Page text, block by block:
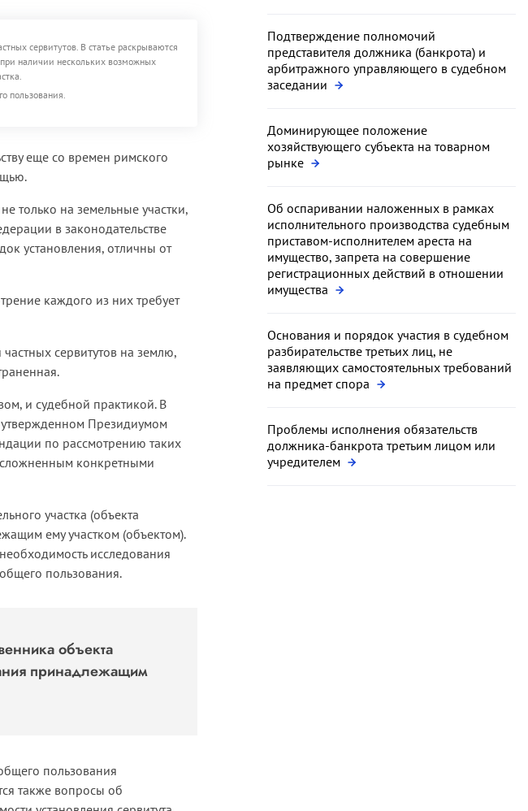
сервитутов. В статье раскрываются
наличии нескольких возможных
пользования.
еще со времен римского
только на земельные участки,
в законодательстве
установления, отличны от
каждого из них требует
сервитутов на землю,
и судебной практикой. В
утвержденном Президиумом
по рассмотрению таких
конкретными
участка (объекта
ему участком (объектом).
исследования
пользования.
объекта
принадлежащим
пользования
также вопросы об
Подтверждение полномочий
представителя должника (банкрота) и
арбитражного управляющего в судебном
заседании
Доминирующее положение
хозяйствующего субъекта на товарном
рынке
Об оспаривании наложенных в рамках
исполнительного производства судебным
приставом-исполнителем ареста на
имущество, запрета на совершение
регистрационных действий в отношении
имущества
Основания и порядок участия в судебном
разбирательстве третьих лиц, не
заявляющих самостоятельных требований
на предмет спора
Проблемы исполнения обязательств
должника-банкрота третьим лицом или
учредителем